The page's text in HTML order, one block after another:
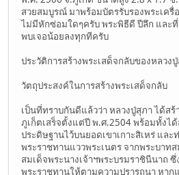
สวยสมบูรณ์ มาพร้อมบัตรรับรองพระเค
ไม่มีหักซ่อมใดๆครับ พระพิธีดี ปีลึก และ
พบเจอน้อยลงทุกทีครับ
ประวัติการสร้างพระเสด็จกลับของหลวง
วัตถุประสงค์ในการสร้างพระเสด็จกลับ
เป็นที่ทราบกันดีแล้วว่า หลวงปู่สุภา ได้สร้
ภูเก็ตเสร็จตั้งแต่ปี พ.ศ.2504 พร้อมทั้งไ
ประดิษฐานไว้บนยอดเขาเกาะสิเหร่ และ
พระราชทานแววพระเนตร จากพระบาท
สมเด็จพระนางเจ้าฯพระบรมราชินีนาถ
พระราชทานให้ตามความปรารถนา หา